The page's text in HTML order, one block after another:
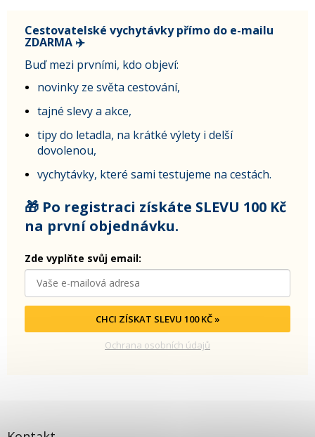
Cestovatelské vychytávky přímo do e-mailu
ZDARMA ✈️
Buď mezi prvními, kdo objeví:
novinky ze světa cestování,
tajné slevy a akce,
tipy do letadla, na krátké výlety i delší
dovolenou,
vychytávky, které sami testujeme na cestách.
🎁 Po registraci získáte SLEVU 100 Kč
na první objednávku.
Zde vyplňte svůj email:
CHCI ZÍSKAT SLEVU 100 KČ »
Ochrana osobních údajů